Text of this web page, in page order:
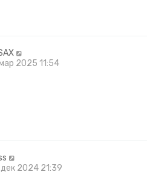
2025 11:54
2024 21:39